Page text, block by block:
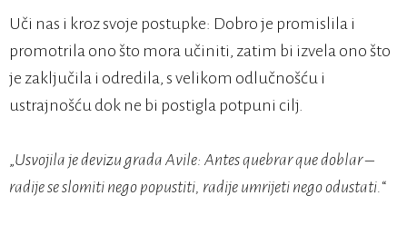
Uči nas i kroz svoje postupke: Dobro je promislila i
promotrila ono što mora učiniti, zatim bi izvela ono što
je zaključila i odredila, s velikom odlučnošću i
ustrajnošću dok ne bi postigla potpuni cilj.
„Usvojila je devizu grada Avile: Antes quebrar que doblar –
radije se slomiti nego popustiti, radije umrijeti nego odustati.“